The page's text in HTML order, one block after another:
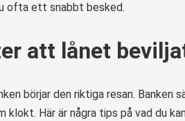
ofta ett snabbt besked.
att lånet
börjar den riktiga resan.
Här är några tips på vad du